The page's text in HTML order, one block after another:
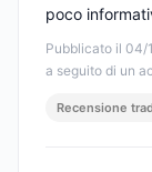
Pubblicato il 04/
a seguito di un
poco
Recensione